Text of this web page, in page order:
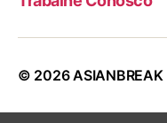
© 2026ASIANBREAK